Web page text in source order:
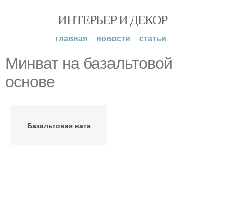
ИНТЕРЬЕР И ДЕКОР
главная новости статьи
Минват на базальтовой
основе
Базальтовая вата